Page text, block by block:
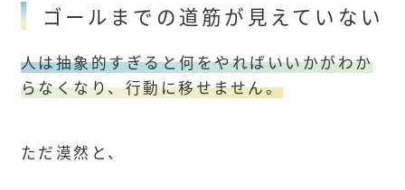
ゴールまでの道筋が見えていない
人は抽象的すぎると何をやればいいかがわか
らなくなり、行動に移せません。
ただ漠然と、